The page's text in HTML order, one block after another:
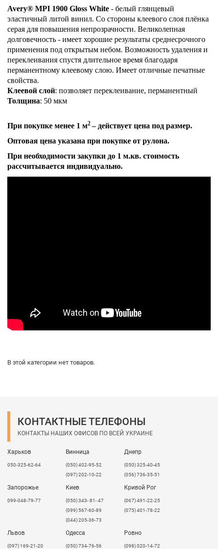
Avery® MPI 1900 Gloss White - белый глянцевый
эластичный литой винил. Со стороны клеевого слоя плёнка
серая для повышения непрозрачности. Великолепная
долговечность - имеет хорошие результаты среднесрочного
применения под открытым небом. Возможность удаления и
переклеивания спустя длительное время благодаря
перманентному клеевому слою. Имеет отличные печатные
свойства.
Клеевой слой: позволяет переклеивание, перманентный
Толщина: 50 мкм
При покупке менее 1 м2 – действует цена под размер.
Оптовая цена указана при покупке от рулона.
При необходимости закупки до 1 м.кв. стоимость
рассчитывается индивидуально.
В этой категории нет товаров.
КОНТАКТНЫЕ ТЕЛЕФОНЫ
КОНТАКТЫ НАШИХ ОФИСОВ ПО ВСЕЙ УКРАИНЕ
Харьков
050-325-62-64
Винница
(050) 402-95-52
(097) 202-10-22
Днепр
(050) 325-40-45
(056) 736-35-51
Запорожье
099-048-79-77
Киев
(050) 343- 81- 47
(099) 567-60-89
(044) 205-36-73
Кривой Рог
(067) 491-22-25
(075) 401-78-22
Львов
​(097) 169-21-20
Одесса
(050) 734-76-56
Ровно
(098) 020-14-72